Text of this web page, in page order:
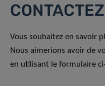
Vous souhaitez en savoir
Nous aimerions avoir de
en utilisant le formulaire